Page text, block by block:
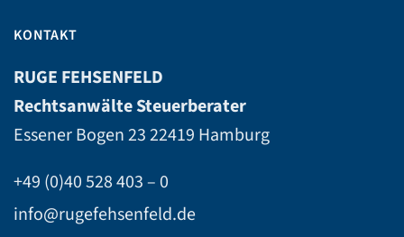
KONTAKT
RUGE FEHSENFELD
Rechtsanwälte Steuerberater
Essener Bogen 2322419 Hamburg
+49 (0)40 528 403 – 0
info@rugefehsenfeld.de